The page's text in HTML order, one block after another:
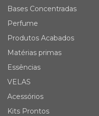
Bases Concentradas
Perfume
Produtos Acabados
Matérias primas
Essências
VELAS
Acessórios
Kits Prontos